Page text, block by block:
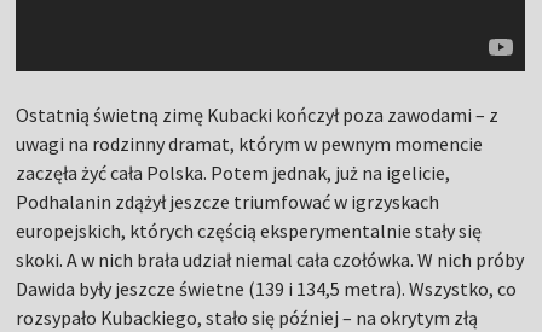
Ostatnią świetną zimę Kubacki kończył poza zawodami – z
uwagi na rodzinny dramat, którym w pewnym momencie
zaczęła żyć cała Polska. Potem jednak, już na igelicie,
Podhalanin zdążył jeszcze triumfować w igrzyskach
europejskich, których częścią eksperymentalnie stały się
skoki. A w nich brała udział niemal cała czołówka. W nich próby
Dawida były jeszcze świetne (139 i 134,5 metra). Wszystko, co
rozsypało Kubackiego, stało się później – na okrytym złą